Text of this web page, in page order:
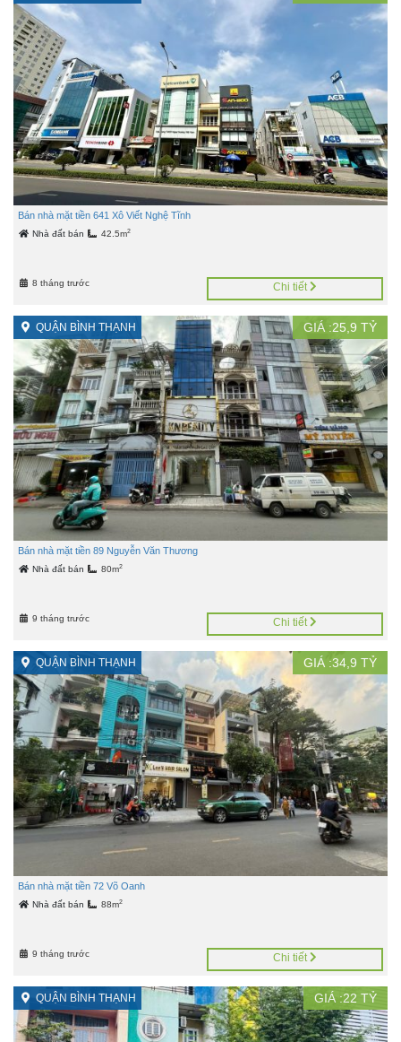
Bán nhà mặt tiền 641 Xô Viết Nghệ Tĩnh
Nhà đất bán 42.5m2
8 tháng trước Chi tiết
QUẬN BÌNH THẠNH GIÁ :25,9 TỶ
Bán nhà mặt tiền 89 Nguyễn Văn Thương
Nhà đất bán 80m2
9 tháng trước Chi tiết
QUẬN BÌNH THẠNH GIÁ :34,9 TỶ
Bán nhà mặt tiền 72 Võ Oanh
Nhà đất bán 88m2
9 tháng trước Chi tiết
QUẬN BÌNH THẠNH GIÁ :22 TỶ